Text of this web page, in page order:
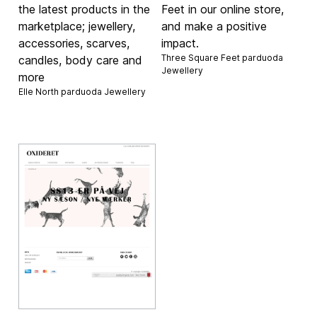
the latest products in the
marketplace; jewellery,
accessories, scarves,
candles, body care and
more
Elle North parduoda Jewellery
Feet in our online store,
and make a positive
impact.
Three Square Feet parduoda
Jewellery